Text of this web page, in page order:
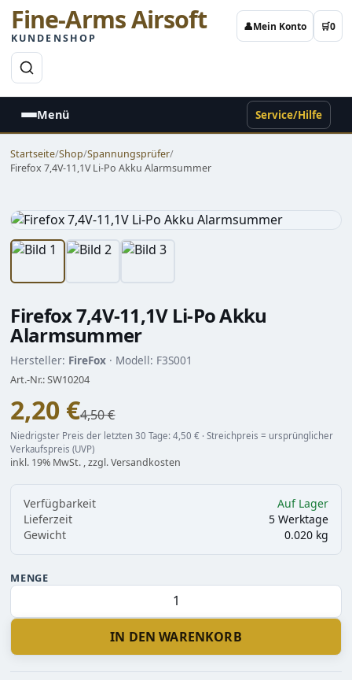
Fine-Arms Airsoft
KUNDENSHOP
👤Mein Konto 🛒0
Menü Service/Hilfe
Startseite/Shop/Spannungsprüfer/
Firefox 7,4V-11,1V Li-Po Akku Alarmsummer
Firefox 7,4V-11,1V Li-Po Akku
Alarmsummer
Hersteller: FireFox · Modell: F3S001
Art.-Nr.: SW10204
2,20 €Statt
4,50 €
Niedrigster Preis der letzten 30 Tage: 4,50 € · Streichpreis = ursprünglicher
Verkaufspreis (UVP)
inkl. 19% MwSt. , zzgl. Versandkosten
Verfügbarkeit
Auf Lager
Lieferzeit
5 Werktage
Gewicht
0.020 kg
MENGE
IN DEN WARENKORB